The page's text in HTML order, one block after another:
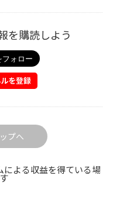
を購読しよう
プへ
よる収益を得ている場